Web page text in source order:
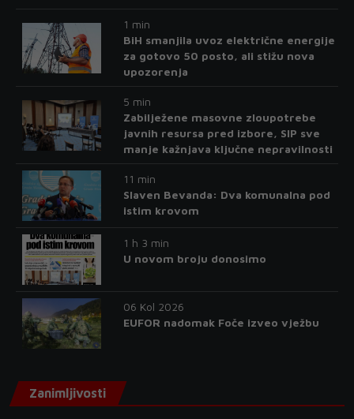
1 min
BiH smanjila uvoz električne energije
za gotovo 50 posto, ali stižu nova
upozorenja
5 min
Zabilježene masovne zloupotrebe
javnih resursa pred izbore, SIP sve
manje kažnjava ključne nepravilnosti
11 min
Slaven Bevanda: Dva komunalna pod
istim krovom
1 h 3 min
U novom broju donosimo
06 Kol 2026
EUFOR nadomak Foče izveo vježbu
Zanimljivosti